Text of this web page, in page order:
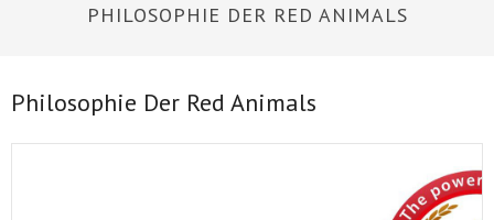
PHILOSOPHIE DER RED ANIMALS
Philosophie Der Red Animals